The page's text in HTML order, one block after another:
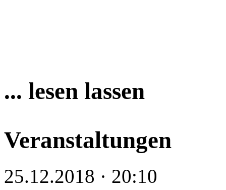
... lesen lassen
Veranstaltungen
25.12.2018 · 20:10